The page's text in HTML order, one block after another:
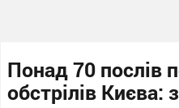
Понад 70 послів
обстрілів Києва: